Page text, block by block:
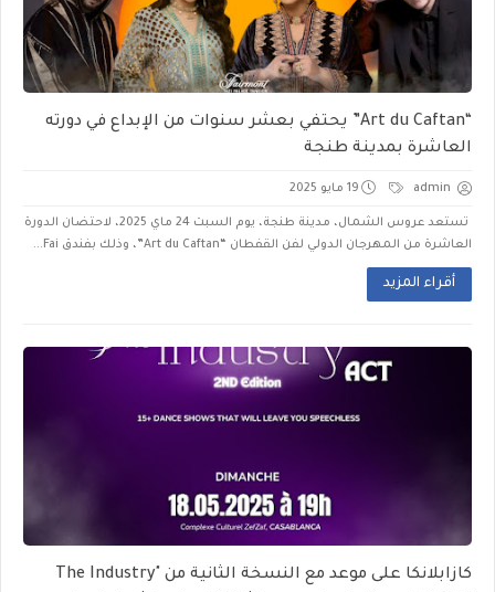
“Art du Caftan” يحتفي بعشر سنوات من الإبداع في دورته
العاشرة بمدينة طنجة
admin 19 مايو 2025
تستعد عروس الشمال، مدينة طنجة، يوم السبت 24 ماي 2025، لاحتضان الدورة
العاشرة من المهرجان الدولي لفن القفطان “Art du Caftan”، وذلك بفندق Fai...
أقراء المزيد
كازابلانكا على موعد مع النسخة الثانية من "The Industry